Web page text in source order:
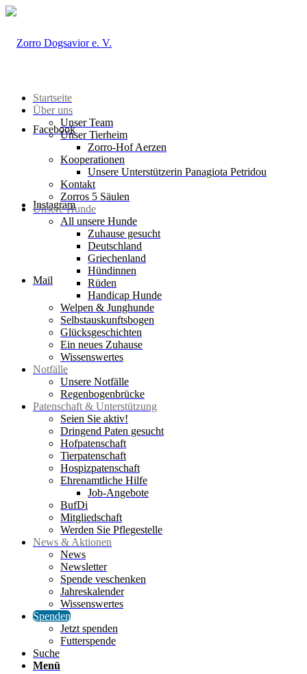
Facebook
Instagram
Mail
Startseite
Über uns
Unser Team
Unser Tierheim
Zorro-Hof Aerzen
Kooperationen
Unsere Unterstützerin Panagiota Petridou
Kontakt
Zorros 5 Säulen
Unsere Hunde
All unsere Hunde
Zuhause gesucht
Deutschland
Griechenland
Hündinnen
Rüden
Handicap Hunde
Welpen & Junghunde
Selbstauskunftsbogen
Glücksgeschichten
Ein neues Zuhause
Wissenswertes
Notfälle
Unsere Notfälle
Regenbogenbrücke
Patenschaft & Unterstützung
Seien Sie aktiv!
Dringend Paten gesucht
Hofpatenschaft
Tierpatenschaft
Hospizpatenschaft
Ehrenamtliche Hilfe
Job-Angebote
BufDi
Mitgliedschaft
Werden Sie Pflegestelle
News & Aktionen
News
Newsletter
Spende veschenken
Jahreskalender
Wissenswertes
Spenden
Jetzt spenden
Futterspende
Suche
Menü